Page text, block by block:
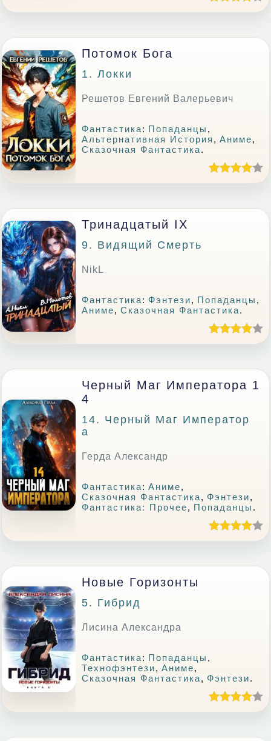
Потомок Бога
1. Локки
Решетов Евгений Валерьевич
Фантастика: Попаданцы ,
Альтернативная История ,Аниме,
Сказочная Фантастика.
Тринадцатый IX
9. Видящий Смерть
NikL
Фантастика: Фэнтези, Попаданцы ,
Аниме,Сказочная Фантастика.
Черный Маг Императора 1
4
14. Черный Маг Император
А
Герда Александр
Фантастика:Аниме,
Сказочная Фантастика, Фэнтези,
Фантастика: Прочее, Попаданцы .
Новые Горизонты
5. Гибрид
Лисина Александра
Фантастика: Попаданцы ,
Технофэнтези,Аниме,
Сказочная Фантастика, Фэнтези.